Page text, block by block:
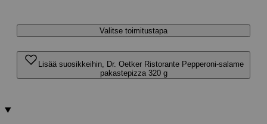
Valitse toimitustapa
Lisää suosikkeihin, Dr. Oetker Ristorante Pepperoni-salame
pakastepizza 320 g